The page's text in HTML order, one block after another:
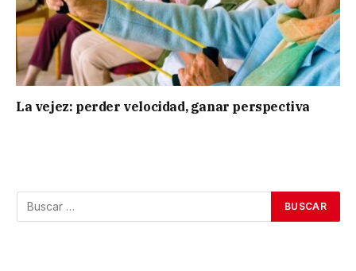
La vejez: perder velocidad, ganar perspectiva